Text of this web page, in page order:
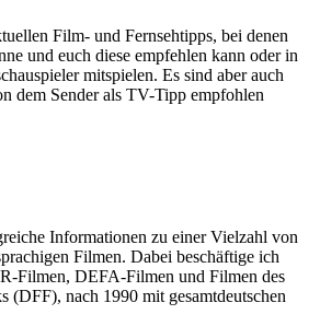
Film- und Fernsehtipps, bei denen
und euch diese empfehlen kann oder in
mitspielen. Es sind aber auch
dem Sender als TV-Tipp empfohlen
Informationen zu einer Vielzahl von
Filmen. Dabei beschäftige ich
Filmen, DEFA-Filmen und Filmen des
(DFF), nach 1990 mit gesamtdeutschen